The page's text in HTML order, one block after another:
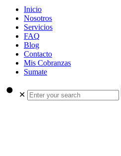
Inicio
Nosotros
Servicios
FAQ
Blog
Contacto
Mis Cobranzas
Sumate
✕